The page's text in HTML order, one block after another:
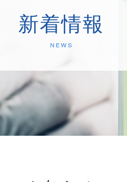
新着情報
News